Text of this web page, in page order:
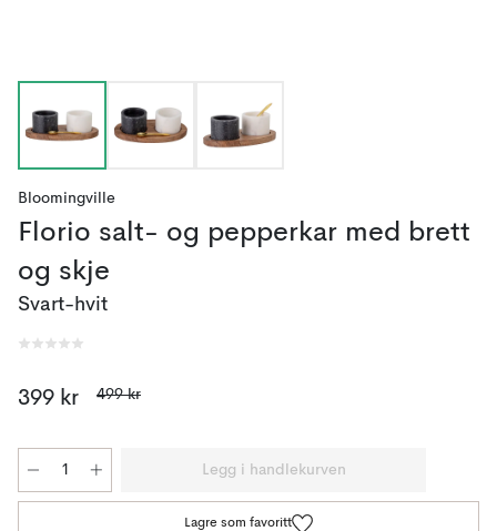
Bloomingville
Florio salt- og pepperkar med brett
og skje
Svart-hvit
399 kr 499 kr
Legg i handlekurven
Lagre som favoritt